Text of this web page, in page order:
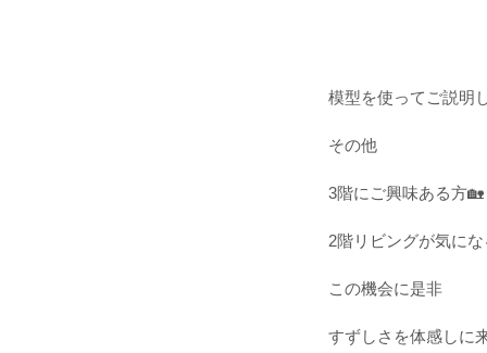
模型を使ってご説明
その他
3階にご興味ある方🏡
2階リビングが気に
この機会に是非
すずしさを体感しに